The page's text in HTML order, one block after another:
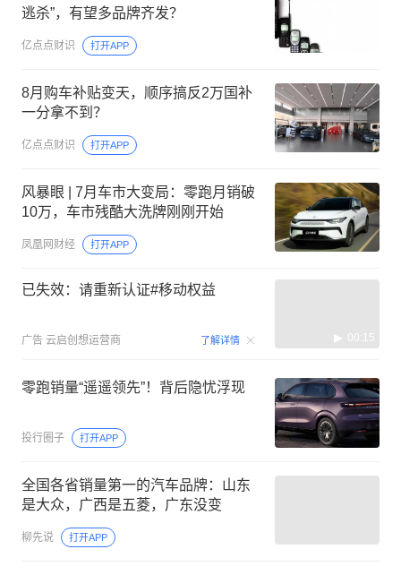
逃杀”，有望多品牌齐发？
亿点点财识 打开APP
8月购车补贴变天，顺序搞反2万国补
一分拿不到？
亿点点财识 打开APP
风暴眼 | 7月车市大变局：零跑月销破
10万，车市残酷大洗牌刚刚开始
凤凰网财经 打开APP
已失效：请重新认证#移动权益
广告 云启创想运营商 了解详情 00:15
零跑销量“遥遥领先”！背后隐忧浮现
投行圈子 打开APP
全国各省销量第一的汽车品牌：山东
是大众，广西是五菱，广东没变
柳先说 打开APP